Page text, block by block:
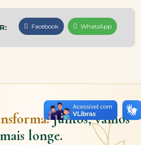
Facebook WhatsApp
Juntos, vamos
mais longe.